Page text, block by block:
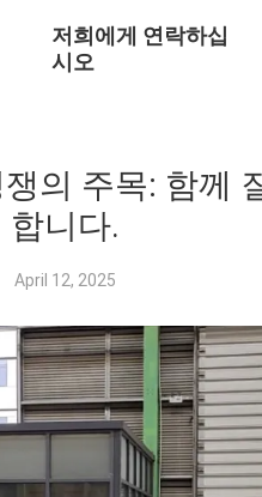
저희에게 연락하십
시오
의 주목: 함께
합니다.
April 12, 2025